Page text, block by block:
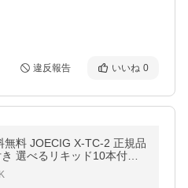
違反報告 いいね 0
選べるリキッド10本付き
た電子タバコ！X-TC2 VAP
ばこ EMILI